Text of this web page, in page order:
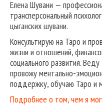
Елена Шувани —
трансперсональный
цыганских шувани.
Консультирую на Таро и
жизни и отношений,
социального развития.
провожу ментально-
поддержку, обучаю Таро и
Подробнее о том, чем я